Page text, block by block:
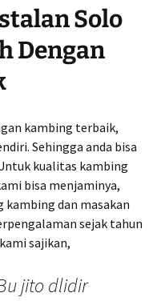
Solo
Dengan
kambing terbaik,
Sehingga anda bisa
kualitas kambing
bisa menjaminya,
dan masakan
sejak tahun
sajikan,
jito dlidir